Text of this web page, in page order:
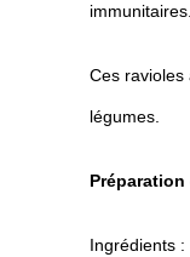
Ces ravioles
légumes.
Préparation
Ingrédients :